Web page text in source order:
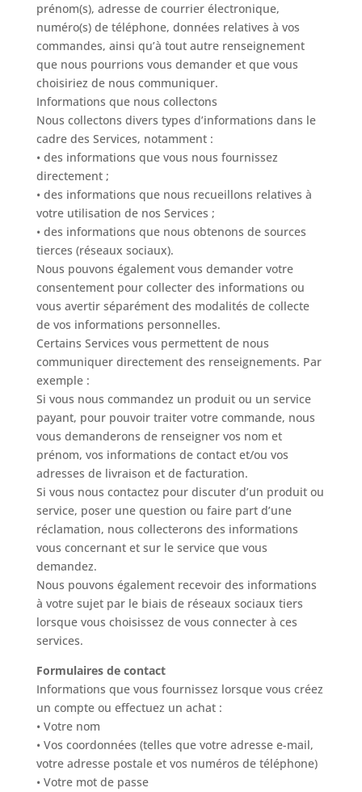
prénom(s), adresse de courrier électronique,
numéro(s) de téléphone, données relatives à vos
commandes, ainsi qu’à tout autre renseignement
que nous pourrions vous demander et que vous
choisiriez de nous communiquer.
Informations que nous collectons
Nous collectons divers types d’informations dans le
cadre des Services, notamment :
• des informations que vous nous fournissez
directement ;
• des informations que nous recueillons relatives à
votre utilisation de nos Services ;
• des informations que nous obtenons de sources
tierces (réseaux sociaux).
Nous pouvons également vous demander votre
consentement pour collecter des informations ou
vous avertir séparément des modalités de collecte
de vos informations personnelles.
Certains Services vous permettent de nous
communiquer directement des renseignements. Par
exemple :
Si vous nous commandez un produit ou un service
payant, pour pouvoir traiter votre commande, nous
vous demanderons de renseigner vos nom et
prénom, vos informations de contact et/ou vos
adresses de livraison et de facturation.
Si vous nous contactez pour discuter d’un produit ou
service, poser une question ou faire part d’une
réclamation, nous collecterons des informations
vous concernant et sur le service que vous
demandez.
Nous pouvons également recevoir des informations
à votre sujet par le biais de réseaux sociaux tiers
lorsque vous choisissez de vous connecter à ces
services.
Formulaires de contact
Informations que vous fournissez lorsque vous créez
un compte ou effectuez un achat :
• Votre nom
• Vos coordonnées (telles que votre adresse e-mail,
votre adresse postale et vos numéros de téléphone)
• Votre mot de passe